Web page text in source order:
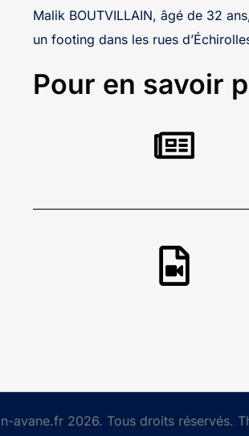
Malik BOUTVILLAIN, âgé de 32
un footing dans les rues
Pour en savoir
avane.fr 2026. Tous droits réservés.